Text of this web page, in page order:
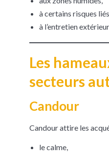
à certains risques
à l’entretien
Les
secteurs
Candour
Candour attire les
le calme,